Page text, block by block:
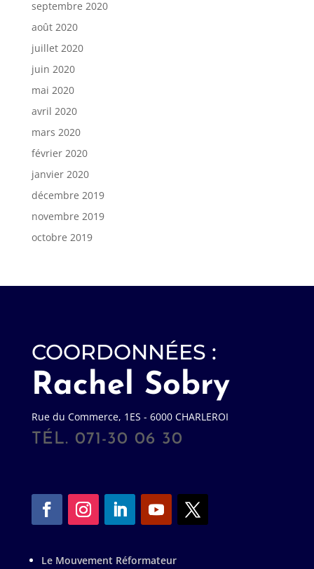
septembre 2020
août 2020
juillet 2020
juin 2020
mai 2020
avril 2020
mars 2020
février 2020
janvier 2020
décembre 2019
novembre 2019
octobre 2019
COORDONNÉES :
Rachel Sobry
Rue du Commerce, 1ES - 6000 CHARLEROI
TÉL. 071-30 06 30
Le Mouvement Réformateur